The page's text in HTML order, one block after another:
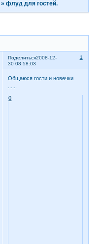
»флуд для гостей.
Поделиться 1
2008-12-
30 08:58:03
Общаюся гости и новечки
0